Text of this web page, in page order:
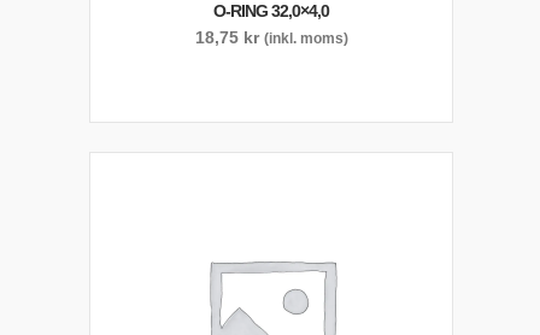
O-RING 32,0×4,0
18,75 kr (inkl. moms)